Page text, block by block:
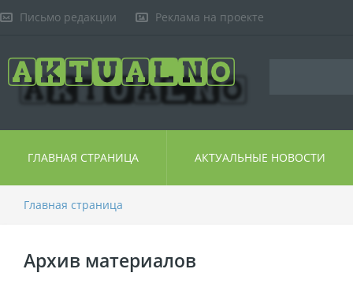
Письмо редакции Реклама на проекте
ГЛАВНАЯ СТРАНИЦА АКТУАЛЬНЫЕ НОВОСТИ
Главная страница
Архив материалов